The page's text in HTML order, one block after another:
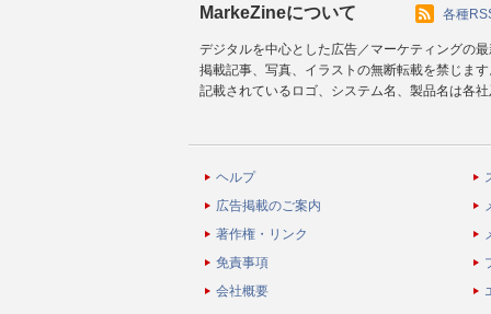
MarkeZineについて 各種
デジタルを中心とした広告／マーケティングの
掲載記事、写真、イラストの無断転載を禁じま
記載されているロゴ、システム名、製品名は各
ヘルプ
広告掲載のご案内
著作権・リンク
免責事項
会社概要